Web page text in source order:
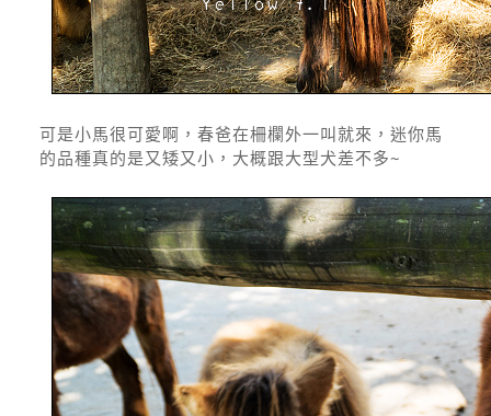
可是小馬很可愛啊，春爸在柵欄外一叫就來，迷你馬
的品種真的是又矮又小，大概跟大型犬差不多~